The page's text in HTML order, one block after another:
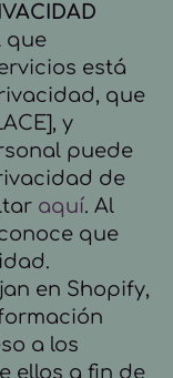
que
está
que
y
puede
de
aquí. Al
que
en Shopify,
a los
ellos a fin de